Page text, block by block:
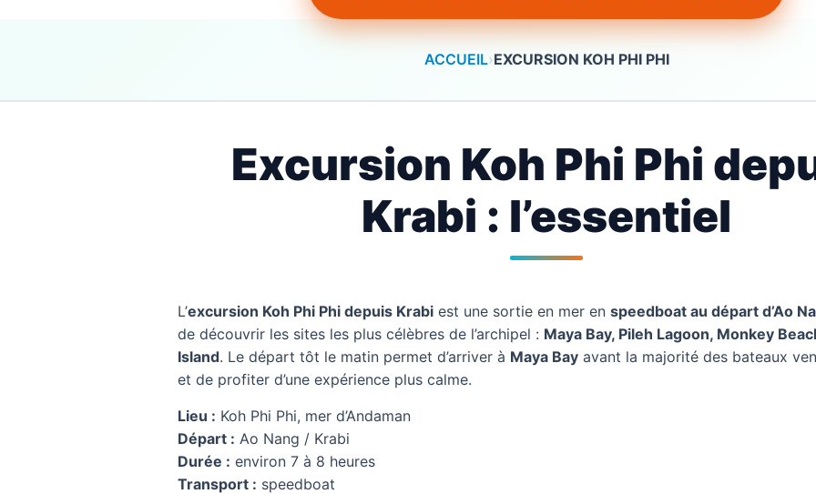
ACCUEIL›EXCURSION KOH PHI PHI
Excursion Koh Phi Phi
Krabi : l’essentiel
L’excursion Koh Phi Phi depuis Krabi est une sortie en mer en speedboat au départ d’Ao
de découvrir les sites les plus célèbres de l’archipel : Maya Bay, Pileh Lagoon, Monkey
Island. Le départ tôt le matin permet d’arriver à Maya Bay avant la majorité des bateaux
et de profiter d’une expérience plus calme.
Lieu : Koh Phi Phi, mer d’Andaman
Départ : Ao Nang / Krabi
Durée : environ 7 à 8 heures
Transport : speedboat